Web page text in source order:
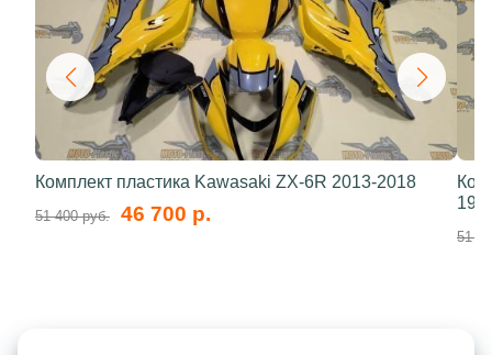
Комплект пластика Kawasaki ZX-6R 2013-2018
51 400 руб. 46 700 р.
51